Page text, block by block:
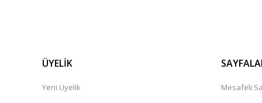
ÜYELİK
Yeni Üyelik
Mesafeli